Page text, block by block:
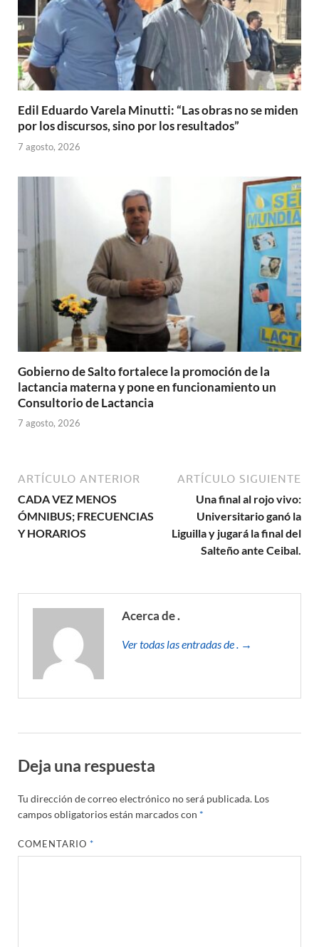
Edil Eduardo Varela Minutti: “Las obras no se miden
por los discursos, sino por los resultados”
7 agosto, 2026
Gobierno de Salto fortalece la promoción de la
lactancia materna y pone en funcionamiento un
Consultorio de Lactancia
7 agosto, 2026
ARTÍCULO ANTERIOR
CADA VEZ MENOS
ÓMNIBUS; FRECUENCIAS
Y HORARIOS
ARTÍCULO SIGUIENTE
Una final al rojo vivo:
Universitario ganó la
Liguilla y jugará la final del
Salteño ante Ceibal.
Acerca de .
Ver todas las entradas de . →
Deja una respuesta
Tu dirección de correo electrónico no será publicada. Los
campos obligatorios están marcados con *
COMENTARIO*